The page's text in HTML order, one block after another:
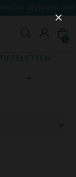
RÜCKGABE (siehe